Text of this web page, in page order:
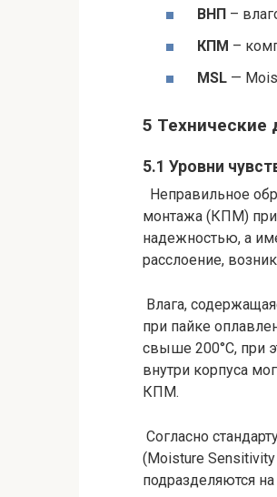
ВНП –
КПМ –
MSL —
5 Технические
5.1 Уровни
Неправильное
монтажа (КПМ)
надежностью, а
расслоение,
Влага,
при пайке
свыше 200°C, при
внутри корпуса
КПМ.
Согласно
(Moisture
подразделяются